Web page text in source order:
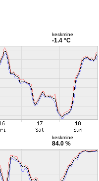
keskmine
-1.4 °C
keskmine
84.0 %